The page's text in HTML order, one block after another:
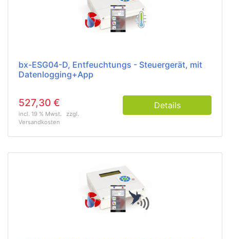
bx-ESG04-D, Entfeuchtungs - Steuergerät, mit
Datenlogging+App
527,30 €
incl. 19 % Mwst. zzgl.
Versandkosten
Details